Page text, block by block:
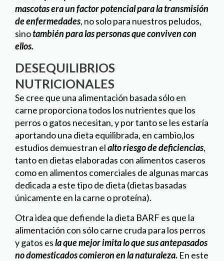
mascotas era un factor potencial para la transmisión
de enfermedades, no solo para nuestros peludos,
sinotambién para las personas que conviven con
ellos.
DESEQUILIBRIOS
NUTRICIONALES
Se cree que una alimentación basada sólo en
carne proporciona todos los nutrientes que los
perros o gatos necesitan, y por tanto se les estaría
aportando una dieta equilibrada, en cambio,los
estudios demuestran elalto riesgo de deficiencias,
tanto en dietas elaboradas con alimentos caseros
como en alimentos comerciales de algunas marcas
dedicada a este tipo de dieta (dietas basadas
únicamente en la carne o proteína).
Otra idea que defiende la dieta BARF es que la
alimentación con sólo carne cruda para los perros
y gatos esla que mejor imita lo que sus antepasados
no domesticados comieron en la naturaleza. En este